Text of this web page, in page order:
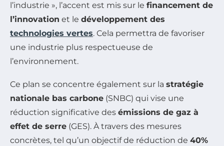
l’industrie », l’accent est mis sur le financement de
l’innovation et le développement des
technologies vertes. Cela permettra de favoriser
une industrie plus respectueuse de
l’environnement.
Ce plan se concentre également sur la stratégie
nationale bas carbone (SNBC) qui vise une
réduction significative des émissions de gaz à
effet de serre (GES). À travers des mesures
concrètes, tel qu’un objectif de réduction de 40%